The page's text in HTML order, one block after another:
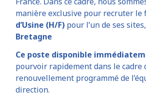
manière exclusive pour recruter le
d’Usine (H/F) pour l’un de ses
Bretagne
Ce poste disponible
pourvoir rapidement dans le cadre
renouvellement programmé de
direction.